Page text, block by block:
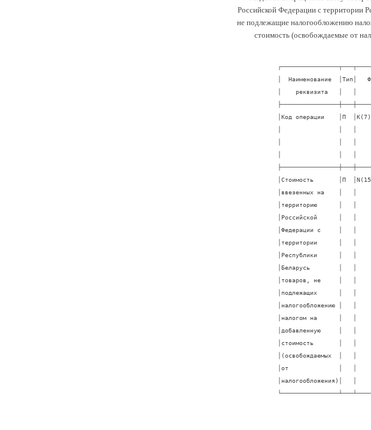
Российской Федерации с территории
не подлежащие налогообложению
стоимость (освобождаемые от
│  Наименование  │Тип│
│    реквизита   │   │
│Код операции    │П
│                │   │
│                │   │
│                │   │
│Стоимость       │П
│ввезенных на
│территорию      │
│Российской      │
│Федерации с     │
│территории      │
│Республики      │
│Беларусь        │
│товаров, не     │
│подлежащих      │
│налогом на      │
│добавленную
│стоимость       │
│(освобождаемых
│от              │   │